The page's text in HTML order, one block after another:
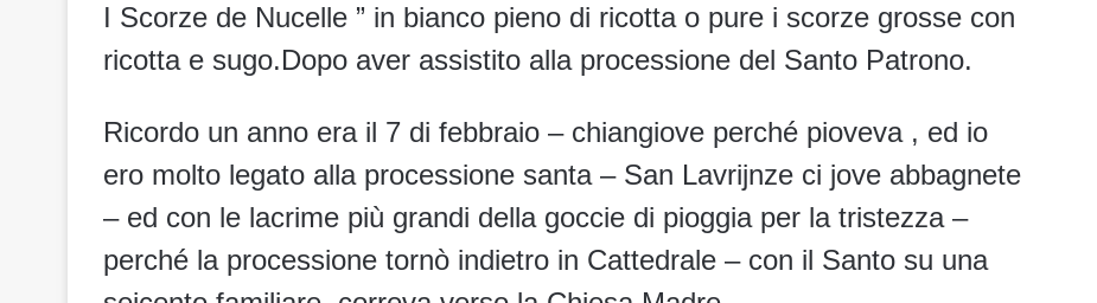
I Scorze de Nucelle ” in bianco pieno di ricotta o pure i scorze grosse con
ricotta e sugo.Dopo aver assistito alla processione del Santo Patrono.
Ricordo un anno era il 7 di febbraio – chiangiove perché pioveva , ed io
ero molto legato alla processione santa – San Lavrijnze ci jove abbagnete
– ed con le lacrime più grandi della goccie di pioggia per la tristezza –
perché la processione tornò indietro in Cattedrale – con il Santo su una